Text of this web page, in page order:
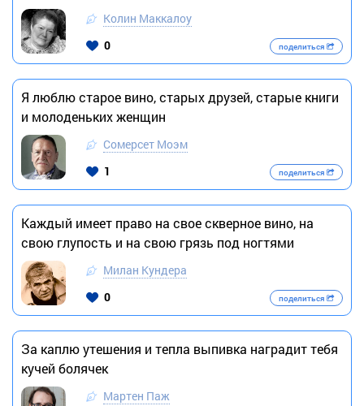
Колин Маккалоу
0
поделиться
Я люблю старое вино, старых друзей, старые книги
и молоденьких женщин
Сомерсет Моэм
1
поделиться
Каждый имеет право на свое скверное вино, на
свою глупость и на свою грязь под ногтями
Милан Кундера
0
поделиться
За каплю утешения и тепла выпивка наградит тебя
кучей болячек
Мартен Паж